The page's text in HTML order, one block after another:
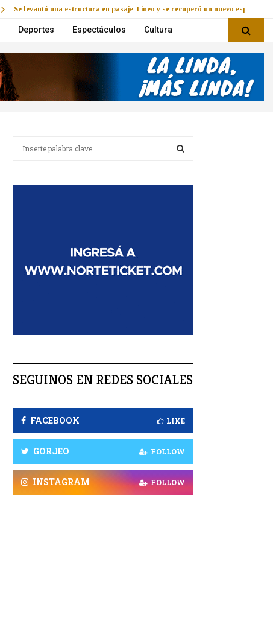
Se levantó una estructura en pasaje Tineo y se recuperó un nuevo espacio
Deportes Espectáculos Cultura
A
SEGUINOS EN REDES SOCIALES
FACEBOOK LIKE
GORJEO FOLLOW
INSTAGRAM FOLLOW